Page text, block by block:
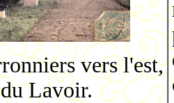
vers l'est,
Lavoir.